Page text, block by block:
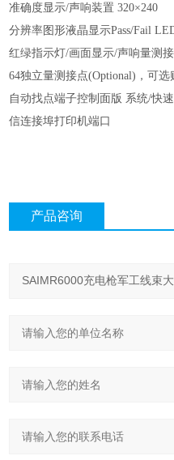
准确度显示/声响装置 320×240
分辨率图形液晶显示Pass/Fail
红绿指示灯/画面显示/声响量测
64独立量测接点(Optional)，可
自动找点端子控制面版 系统/快
信连接埠打印机端口
产品咨询